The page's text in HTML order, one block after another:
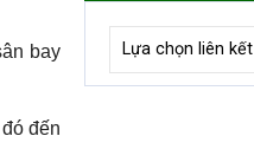
bay
đến